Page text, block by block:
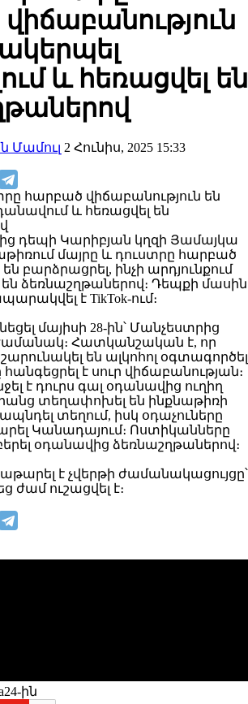
և հեռացվել են
Մամուլ 2 Հունիս, 2025 15:33
դեպի Կարիբյան կղզի Յամայկա
մայրը և դուստրը հարբած
բարձրացրել, ինչի արդյունքում
ձեռնաշղթաներով։ Դեպքի մասին
է TikTok-ում։
մայիսի 28-ին՝ Մանչեստրից
Հատկանշական է, որ
են ալկոհոլ օգտագործել
է սուր վիճաբանության։
է դուրս գալ օդանավից ուղիղ
տեղափոխել են ինքնաթիռի
տեղում, իսկ օդաչուները
Կանադայում։ Ոստիկանները
օդանավից ձեռնաշղթաներով։
է չվերթի ժամանակացույցը՝
ժամ ուշացվել է։
ին